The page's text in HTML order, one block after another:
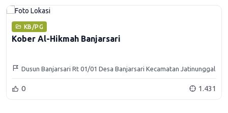
KB/PG
Kober Al-Hikmah Banjarsari
Dusun Banjarsari Rt 01/01 Desa Banjarsari Kecamatan Jatinunggal
Kabupaten Sumedang
0 1.431